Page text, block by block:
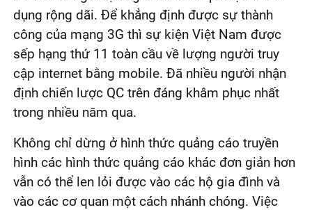
dụng rộng dãi. Để khẳng định được sự thành
công của mạng 3G thì sự kiện Việt Nam được
sếp hạng thứ 11 toàn cầu về lượng người truy
cập internet bằng mobile. Đã nhiều người nhận
định chiến lược QC trên đáng khâm phục nhất
trong nhiều năm qua.
Không chỉ dừng ở hình thức quảng cáo truyền
hình các hình thức quảng cáo khác đơn giản hơn
vẫn có thể len lỏi được vào các hộ gia đình và
vào các cơ quan một cách nhánh chóng. Việc